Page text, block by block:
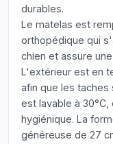
durables.
Le matelas est
orthopédique qui
chien et assure
L'extérieur est en
afin que les
est lavable à
hygiénique. La
généreuse de 27